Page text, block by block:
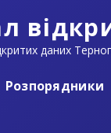
даних
Розпорядники